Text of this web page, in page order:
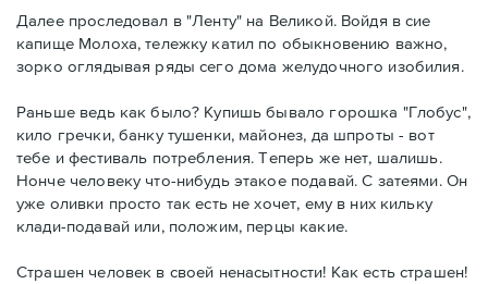
Далее проследовал в "Ленту" на Великой. Войдя в сие
капище Молоха, тележку катил по обыкновению важно,
зорко оглядывая ряды сего дома желудочного изобилия.
Раньше ведь как было? Купишь бывало горошка "Глобус",
кило гречки, банку тушенки, майонез, да шпроты - вот
тебе и фестиваль потребления. Теперь же нет, шалишь.
Нонче человеку что-нибудь этакое подавай. С затеями. Он
уже оливки просто так есть не хочет, ему в них кильку
клади-подавай или, положим, перцы какие.
Страшен человек в своей ненасытности! Как есть страшен!